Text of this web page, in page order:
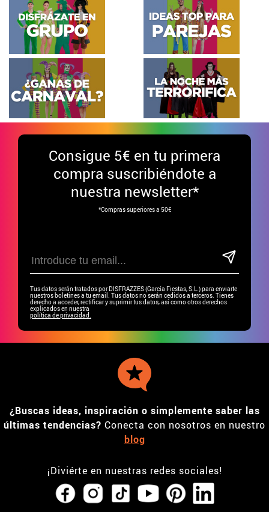
Consigue 5€ en tu primera
compra suscribiéndote a
nuestra newsletter*
*Compras superiores a 50€
Tus datos serán tratados por DISFRAZZES (García Fiestas, S.L.) para enviarte
nuestros boletines a tu email. Tus datos no serán cedidos a terceros. Tienes
derecho a acceder, rectificar y suprimir tus datos, así como otros derechos
explicados en nuestra
política de privacidad.
¿Buscas ideas, inspiración o simplemente saber las
últimas tendencias? Conecta con nosotros en nuestro
blog
¡Diviérte en nuestras redes sociales!